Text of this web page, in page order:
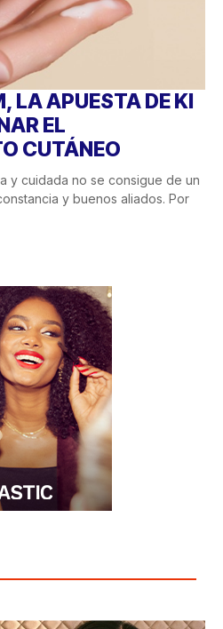
LA APUESTA DE KI
EL
CUTÁNEO
y cuidada no se consigue de un
y buenos aliados. Por